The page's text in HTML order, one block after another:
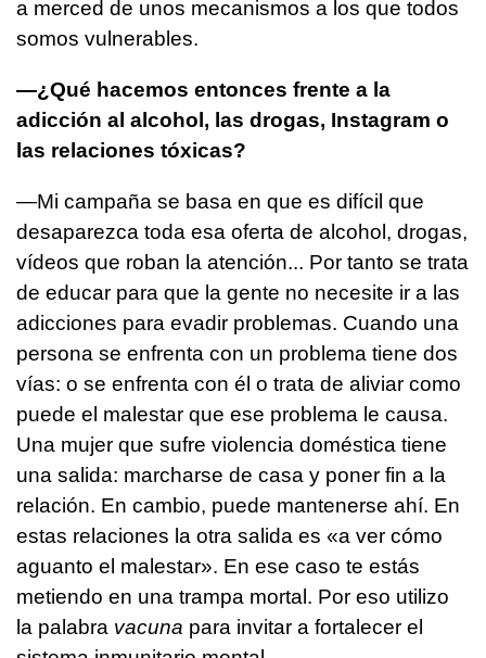
a merced de unos mecanismos a los que todos
somos vulnerables.
—¿Qué hacemos entonces frente a la
adicción al alcohol, las drogas, Instagram o
las relaciones tóxicas?
—Mi campaña se basa en que es difícil que
desaparezca toda esa oferta de alcohol, drogas,
vídeos que roban la atención... Por tanto se trata
de educar para que la gente no necesite ir a las
adicciones para evadir problemas. Cuando una
persona se enfrenta con un problema tiene dos
vías: o se enfrenta con él o trata de aliviar como
puede el malestar que ese problema le causa.
Una mujer que sufre violencia doméstica tiene
una salida: marcharse de casa y poner fin a la
relación. En cambio, puede mantenerse ahí. En
estas relaciones la otra salida es «a ver cómo
aguanto el malestar». En ese caso te estás
metiendo en una trampa mortal. Por eso utilizo
la palabra vacuna para invitar a fortalecer el